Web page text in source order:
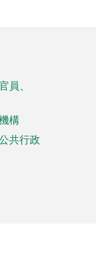
員、
構
共行政